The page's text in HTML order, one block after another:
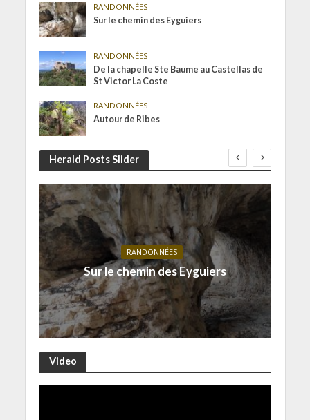
RANDONNÉES
Sur le chemin des Eyguiers
RANDONNÉES
De la chapelle Ste Baume au Castellas de
St Victor La Coste
RANDONNÉES
Autour de Ribes
Herald Posts Slider
RANDONNÉES
Sur le chemin des Eyguiers
Video